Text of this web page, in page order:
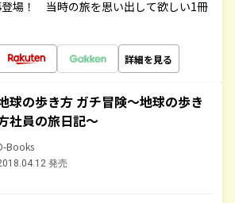
場！ 当時の旅を思い出して欲しい1冊
詳細を見る
球の歩き方 ガチ冒険～地球の歩き
社員の旅日記～
Books
発売